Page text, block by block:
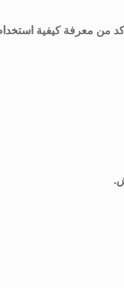
من معرفة كيفية